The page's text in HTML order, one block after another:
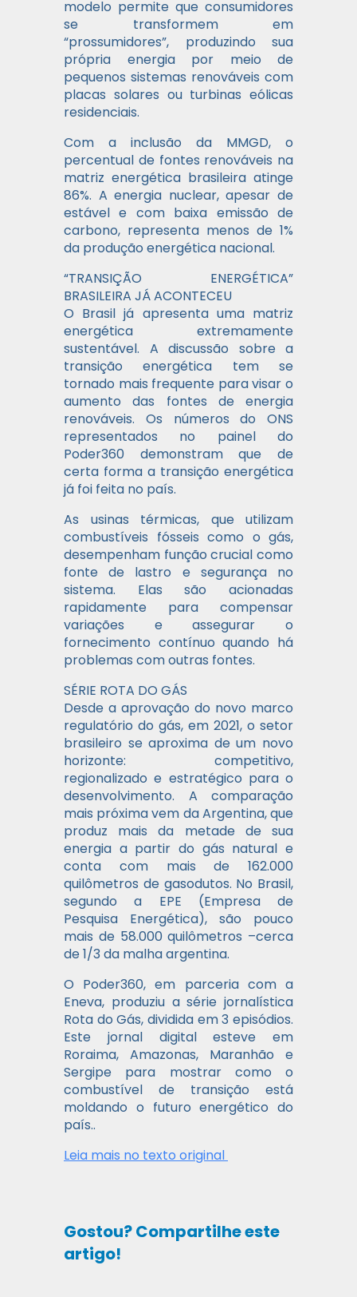
modelo permite que consumidores
se transformem em
“prossumidores”, produzindo sua
própria energia por meio de
pequenos sistemas renováveis com
placas solares ou turbinas eólicas
residenciais.
Com a inclusão da MMGD, o
percentual de fontes renováveis na
matriz energética brasileira atinge
86%. A energia nuclear, apesar de
estável e com baixa emissão de
carbono, representa menos de 1%
da produção energética nacional.
“TRANSIÇÃO ENERGÉTICA”
BRASILEIRA JÁ ACONTECEU
O Brasil já apresenta uma matriz
energética extremamente
sustentável. A discussão sobre a
transição energética tem se
tornado mais frequente para visar o
aumento das fontes de energia
renováveis. Os números do ONS
representados no painel do
Poder360 demonstram que de
certa forma a transição energética
já foi feita no país.
As usinas térmicas, que utilizam
combustíveis fósseis como o gás,
desempenham função crucial como
fonte de lastro e segurança no
sistema. Elas são acionadas
rapidamente para compensar
variações e assegurar o
fornecimento contínuo quando há
problemas com outras fontes.
SÉRIE ROTA DO GÁS
Desde a aprovação do novo marco
regulatório do gás, em 2021, o setor
brasileiro se aproxima de um novo
horizonte: competitivo,
regionalizado e estratégico para o
desenvolvimento. A comparação
mais próxima vem da Argentina, que
produz mais da metade de sua
energia a partir do gás natural e
conta com mais de 162.000
quilômetros de gasodutos. No Brasil,
segundo a EPE (Empresa de
Pesquisa Energética), são pouco
mais de 58.000 quilômetros –cerca
de 1/3 da malha argentina.
O Poder360, em parceria com a
Eneva, produziu a série jornalística
Rota do Gás, dividida em 3 episódios.
Este jornal digital esteve em
Roraima, Amazonas, Maranhão e
Sergipe para mostrar como o
combustível de transição está
moldando o futuro energético do
país..
Leia mais no texto original
Gostou? Compartilhe este
artigo!